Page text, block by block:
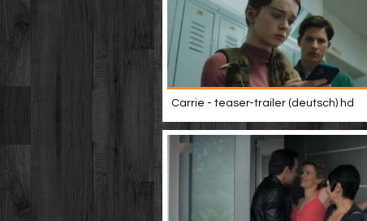
Carrie - teaser-trailer (deutsch) hd